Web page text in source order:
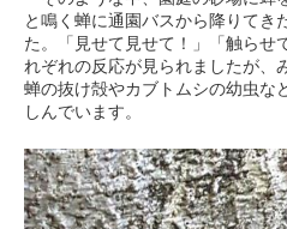
と鳴く蝉に通園バスから降りてき
た。「見せて見せて！」「触らせ
れぞれの反応が見られましたが、
蝉の抜け殻やカブトムシの幼虫な
しんでいます。